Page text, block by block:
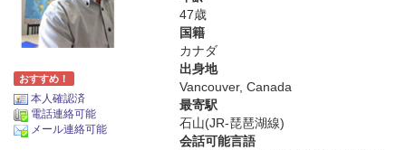
おすすめ！
本人確認済
電話連絡可能
メール連絡可能
47歳
国籍
カナダ
出身地
Vancouver, Canada
最寄駅
石山(JR-琵琶湖線)
会話可能言語